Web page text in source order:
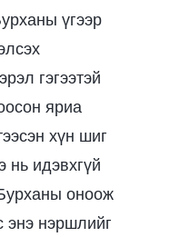
үгээр
гэгээтэй
яриа
хүн шиг
нь идэвхгүй
оноож
энэ нэршлийг